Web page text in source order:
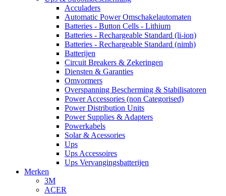
Acculaders
Automatic Power Omschakelautomaten
Batteries - Button Cells - Lithium
Batteries - Rechargeable Standard (li-ion)
Batteries - Rechargeable Standard (nimh)
Batterijen
Circuit Breakers & Zekeringen
Diensten & Garanties
Omvormers
Overspanning Bescherming & Stabilisatoren
Power Accessories (non Categorised)
Power Distribution Units
Power Supplies & Adapters
Powerkabels
Solar & Acessories
Ups
Ups Accessoires
Ups Vervangingsbatterijen
Merken
3M
ACER